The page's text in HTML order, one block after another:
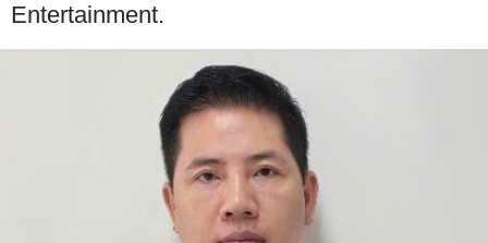
Entertainment.